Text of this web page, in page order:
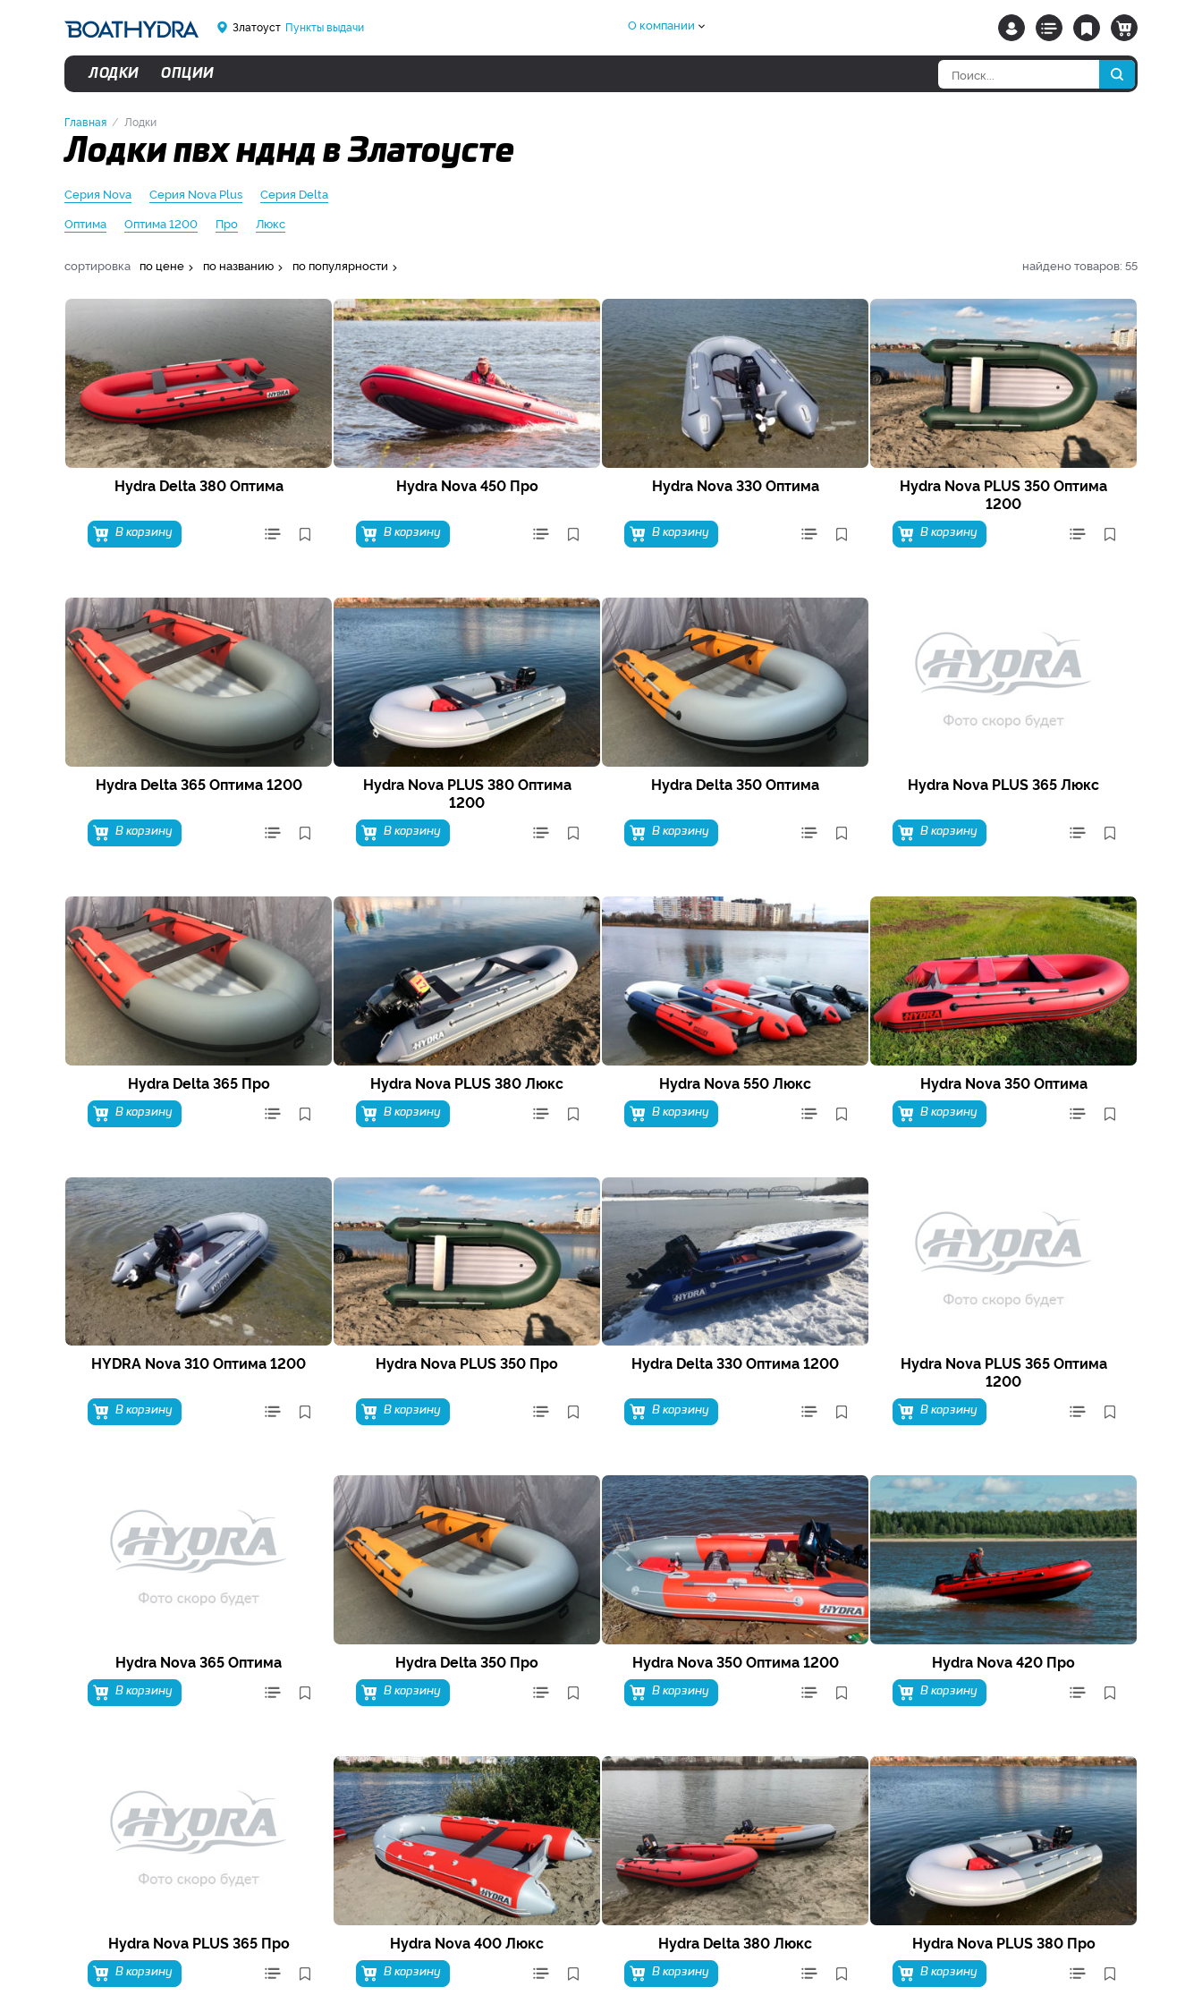
Златоуст Пункты выдачи О компании
ЛОДКИ ОПЦИИ
Главная Лодки
Лодки пвх нднд в Златоусте
Серия Nova Серия Nova Plus
Серия Delta
Оптима
Оптима 1200 Про Люкс
сортировка по цене по названию по популярности найдено товаров: 55
Hydra Delta 380 Оптима
В корзину
Hydra Nova 450 Про
В корзину
Hydra Nova 330 Оптима
В корзину
Hydra Nova PLUS 350 Оптима
1200
В корзину
Hydra Delta 365 Оптима 1200
В корзину
Hydra Nova PLUS 380 Оптима
1200
В корзину
Hydra Delta 350 Оптима
В корзину
Hydra Nova PLUS 365 Люкс
В корзину
Hydra Delta 365 Про
В корзину
Hydra Nova PLUS 380 Люкс
В корзину
Hydra Nova 550 Люкс
В корзину
Hydra Nova 350 Оптима
В корзину
HYDRA Nova 310 Оптима 1200
В корзину
Hydra Nova PLUS 350 Про
В корзину
Hydra Delta 330 Оптима 1200
В корзину
Hydra Nova PLUS 365 Оптима
1200
В корзину
Hydra Nova 365 Оптима
В корзину
Hydra Delta 350 Про
В корзину
Hydra Nova 350 Оптима 1200
В корзину
Hydra Nova 420 Про
В корзину
Hydra Nova PLUS 365 Про
В корзину
Hydra Nova 400 Люкс
В корзину
Hydra Delta 380 Люкс
В корзину
Hydra Nova PLUS 380 Про
В корзину